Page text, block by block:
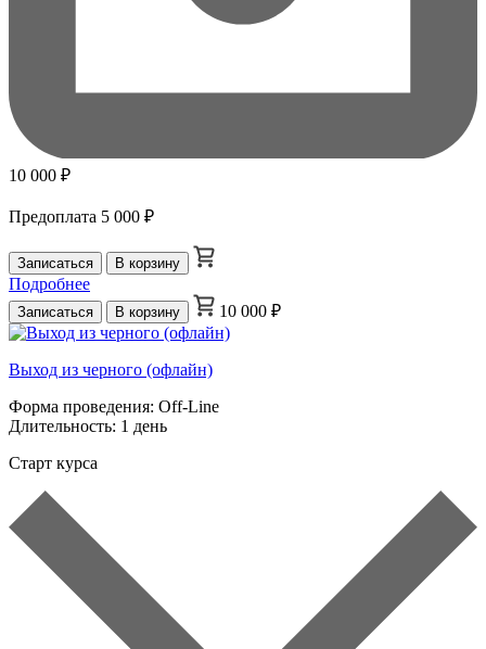
10 000 ₽
Предоплата 5 000 ₽
Записаться В корзину
Подробнее
Записаться В корзину 10 000 ₽
Выход из черного (офлайн)
Форма проведения: Off-Line
Длительность: 1 день
Старт курса